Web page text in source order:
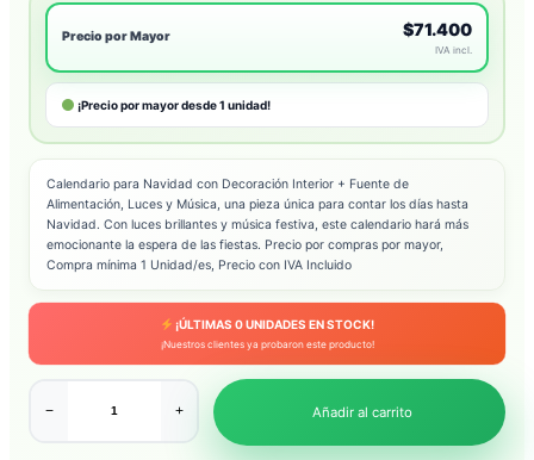
Precio por Mayor $71.400
IVA incl.
¡Precio por mayor desde 1 unidad!
Calendario para Navidad con Decoración Interior + Fuente de
Alimentación, Luces y Música, una pieza única para contar los días hasta
Navidad. Con luces brillantes y música festiva, este calendario hará más
emocionante la espera de las fiestas. Precio por compras por mayor,
Compra mínima 1 Unidad/es, Precio con IVA Incluido
¡ÚLTIMAS0UNIDADES EN STOCK!
¡Nuestros clientes ya probaron este producto!
− + Añadir al carrito